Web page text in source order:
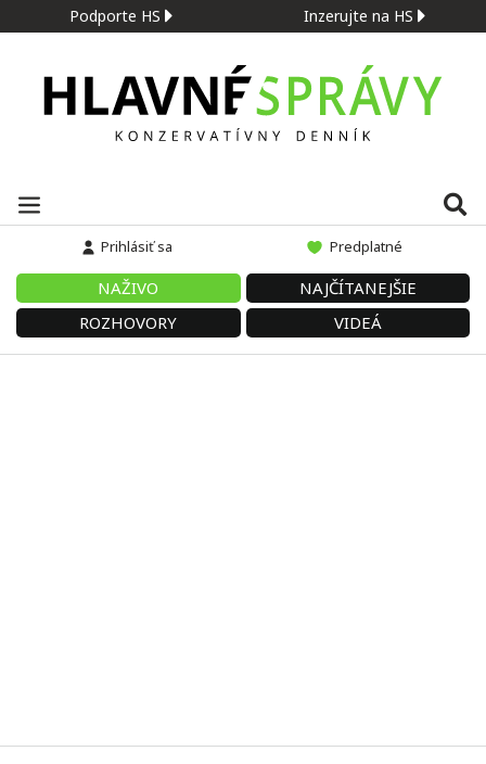
Podporte HS Inzerujte na HS
Prihlásiť sa Predplatné
NAŽIVO
NAJČÍTANEJŠIE
ROZHOVORY
VIDEÁ